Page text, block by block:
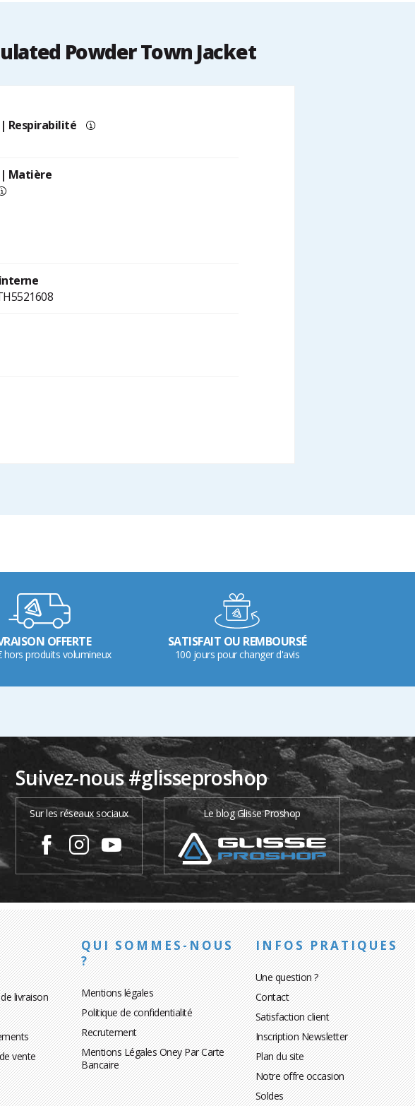
Powder Town Jacket
Respirabilité
| Matière
OFFERTE
hors produits volumineux
SATISFAIT OU REMBOURSÉ
100 jours pour changer d'avis
Suivez-nous #glisseproshop
Sur les réseaux sociaux Le blog Glisse Proshop
livraison
vente
QUI SOMMES-NOUS
?
Mentions légales
Politique de confidentialité
Recrutement
Mentions Légales Oney Par Carte
Bancaire
INFOS PRATIQUES
Une question ?
Contact
Satisfaction client
Inscription Newsletter
Plan du site
Notre offre occasion
Soldes